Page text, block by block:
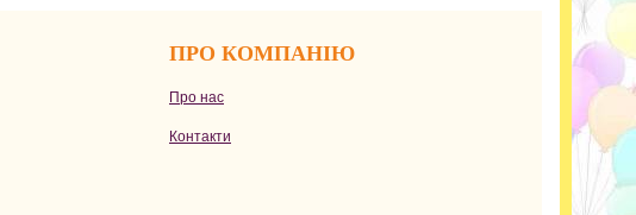
ПРО КОМПАНІЮ
Про нас
Контакти